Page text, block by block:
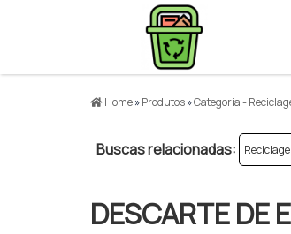
Home»Produtos»Categoria -
Buscas relacionadas:
DESCARTE DE